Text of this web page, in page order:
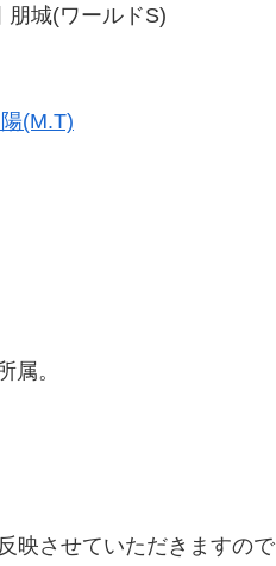
城(ワールドS)
(M.T)
属。
映させていただきますので